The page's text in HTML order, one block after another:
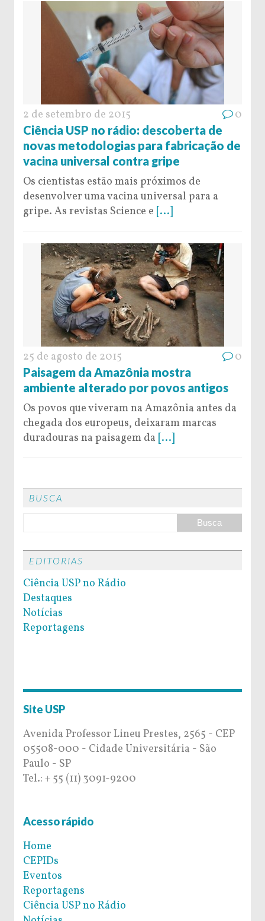
2 de setembro de 2015 0
Ciência USP no rádio: descoberta de
novas metodologias para fabricação de
vacina universal contra gripe
Os cientistas estão mais próximos de
desenvolver uma vacina universal para a
gripe. As revistas Science e [...]
25 de agosto de 2015 0
Paisagem da Amazônia mostra
ambiente alterado por povos antigos
Os povos que viveram na Amazônia antes da
chegada dos europeus, deixaram marcas
duradouras na paisagem da [...]
BUSCA
EDITORIAS
Ciência USP no Rádio
Destaques
Notícias
Reportagens
Site USP
Avenida Professor Lineu Prestes, 2565 - CEP
05508-000 - Cidade Universitária - São
Paulo - SP
Tel.: + 55 (11) 3091-9200
Acesso rápido
Home
CEPIDs
Eventos
Reportagens
Ciência USP no Rádio